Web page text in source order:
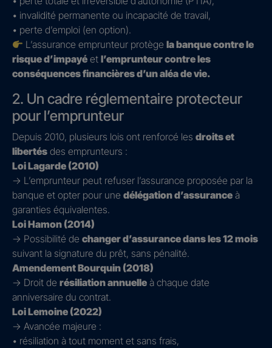
• invalidité permanente ou incapacité de travail,
• perte d’emploi (en option).
L’assurance emprunteur protègela banque contre le
risque d’impayé et l’emprunteur contre les
conséquences financières d’un aléa de vie.
2. Un cadre réglementaire protecteur
pour l’emprunteur
Depuis 2010, plusieurs lois ont renforcé les droits et
libertés des emprunteurs :
Loi Lagarde (2010)
→ L’emprunteur peut refuser l’assurance proposée par la
banque et opter pour une délégation d’assurance à
garanties équivalentes.
Loi Hamon (2014)
→ Possibilité de changer d’assurance dans les 12 mois
suivant la signature du prêt, sans pénalité.
Amendement Bourquin (2018)
→ Droit de résiliation annuelle à chaque date
anniversaire du contrat.
Loi Lemoine (2022)
→ Avancée majeure :
• résiliation à tout moment et sans frais,